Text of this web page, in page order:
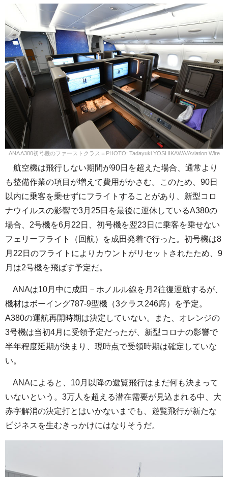
ANA A380初号機のファーストクラス＝PHOTO: Tadayuki YOSHIKAWA/Aviation Wire
航空機は飛行しない期間が90日を超えた場合、通常より
も整備作業の項目が増えて費用がかさむ。このため、90日
以内に乗客を乗せずにフライトすることがあり、新型コロ
ナウイルスの影響で3月25日を最後に運休しているA380の
場合、2号機を6月22日、初号機を翌23日に乗客を乗せない
フェリーフライト（回航）を成田発着で行った。初号機は8
月22日のフライトによりカウントがリセットされたため、9
月は2号機を飛ばす予定だ。
ANAは10月中に成田－ホノルル線を月2往復運航するが、
機材はボーイング787-9型機（3クラス246席）を予定。
A380の運航再開時期は決定していない。また、オレンジの
3号機は当初4月に受領予定だったが、新型コロナの影響で
半年程度延期が決まり、現時点で受領時期は確定していな
い。
ANAによると、10月以降の遊覧飛行はまだ何も決まって
いないという。3万人を超える潜在需要が見込まれる中、大
赤字解消の決定打とはいかないまでも、遊覧飛行が新たな
ビジネスを生むきっかけにはなりそうだ。